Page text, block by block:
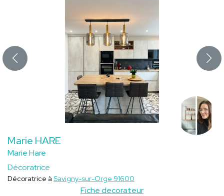
Marie HARE
Marie Hare
Décoratrice
Fiche decorateur
Décoratrice à Savigny-sur-Orge 91600